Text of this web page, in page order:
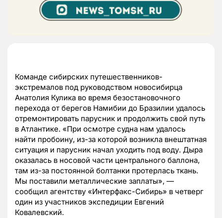
Команде сибирских путешественников-
экстремалов под руководством новосибирца
Анатолия Кулика во время безостановочного
перехода от берегов Намибии до Бразилии удалось
отремонтировать парусник и продолжить свой путь
в Атлантике. «При осмотре судна нам удалось
найти пробоину, из-за которой возникла внештатная
ситуация и парусник начал уходить под воду. Дыра
оказалась в носовой части центрального баллона,
там из-за постоянной болтанки протерлась ткань.
Мы поставили металлические заплаты», —
сообщил агентству «Интерфакс-Сибирь» в четверг
один из участников экспедиции Евгений
Ковалевский.